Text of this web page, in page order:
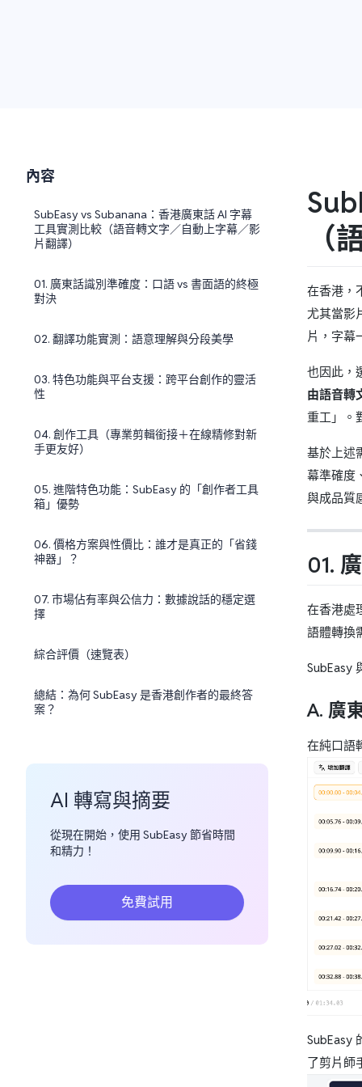
內容
SubEasy vs Subanana：香港廣東話 AI 字幕
工具實測比較（語音轉文字／自動上字幕／影
片翻譯）
01. 廣東話識別準確度：口語 vs 書面語的終極
對決
02. 翻譯功能實測：語意理解與分段美學
03. 特色功能與平台支援：跨平台創作的靈活
性
04. 創作工具（專業剪輯銜接＋在線精修對新
手更友好）
05. 進階特色功能：SubEasy 的「創作者工具
箱」優勢
06. 價格方案與性價比：誰才是真正的「省錢
神器」？
07. 市場佔有率與公信力：數據說話的穩定選
擇
綜合評價（速覽表）
總結：為何 SubEasy 是香港創作者的最終答
案？
AI 轉寫與摘要
從現在開始，使用 SubEasy 節省時間
和精力！
免費試用
（
在香港，
尤其當影
片，字幕
也因此，
由語音轉
重工」。
基於上述
幕準確度
與成品質
01.
在香港處
語體轉換
SubEasy
A. 廣
在純口語
SubEasy
了剪片師